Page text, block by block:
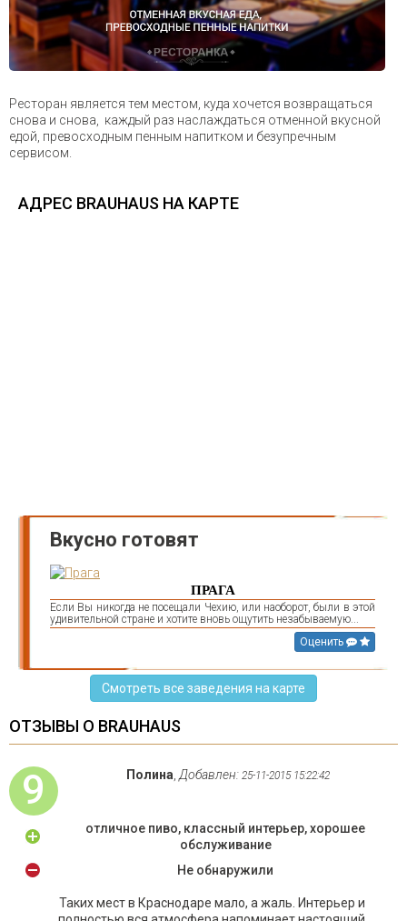
Ресторан является тем местом, куда хочется возвращаться
снова и снова, каждый раз наслаждаться отменной вкусной
едой, превосходным пенным напитком и безупречным
сервисом.
АДРЕС BRAUHAUS НА КАРТЕ
Вкусно готовят
ПРАГА
Если Вы никогда не посещали Чехию, или наоборот, были в этой
удивительной стране и хотите вновь ощутить незабываемую...
Оценить
Смотреть все заведения на карте
ОТЗЫВЫ О BRAUHAUS
9 Полина Добавлен: 25-11-2015 15:22:42
отличное пиво, классный интерьер, хорошее
обслуживание
Не обнаружили
Таких мест в Краснодаре мало, а жаль. Интерьер и